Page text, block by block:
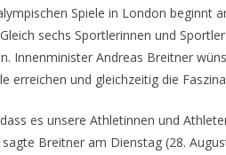
Spiele in London beginnt
sechs Sportlerinnen und
Innenminister Andreas Breitner
erreichen und gleichzeitig die
es unsere Athletinnen und
sagte Breitner am Dienstag (28.